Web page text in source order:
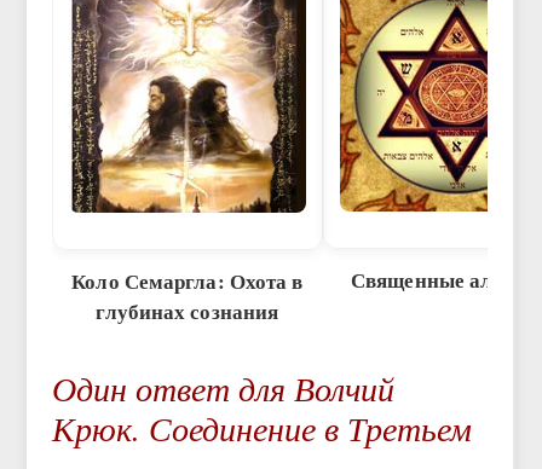
Коло Семаргла: Охота в
глубинах сознания
Священные
Один ответ для Волчий
Крюк. Соединение в Третьем